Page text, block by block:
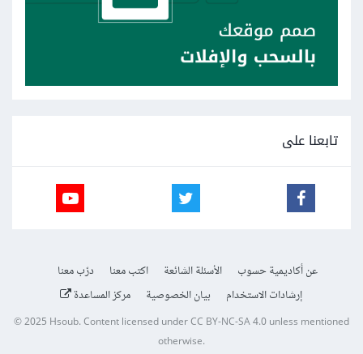
تابعنا على
عن أكاديمية حسوب الأسئلة الشائعة اكتب معنا
درّب معنا
إرشادات الاستخدام
بيان الخصوصية مركز المساعدة
© 2025Hsoub.Content licensed underCC BY-NC-SA 4.0unless mentioned
otherwise.